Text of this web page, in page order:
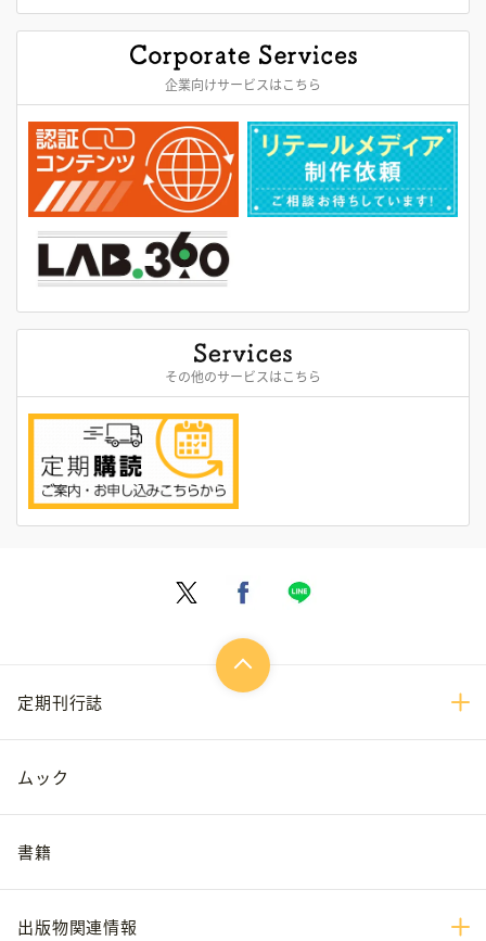
企業向けサービスはこちら
その他のサービスはこちら
定期刊行誌
ムック
書籍
出版物関連情報